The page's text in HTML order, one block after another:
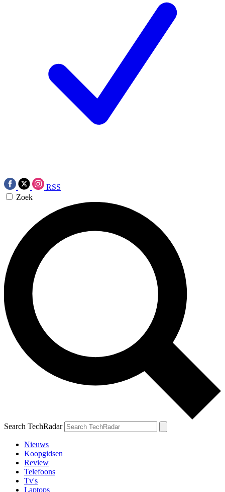
RSS
Zoek
Search TechRadar
Nieuws
Koopgidsen
Review
Telefoons
Tv's
Laptops